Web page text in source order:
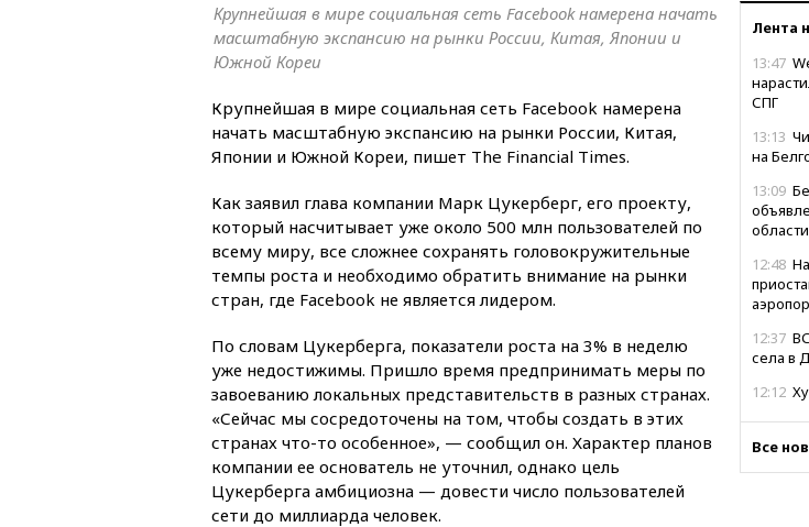
Лента
13:47
СПГ
13:13
на
13:09
области
12:48
12:37
села в
12:12
11:53 В
Все
Крупнейшая в мире социальная сеть Facebook намерена начать
масштабную экспансию на рынки России, Китая, Японии и
Южной Кореи
Крупнейшая в мире социальная сеть Facebook намерена
начать масштабную экспансию на рынки России, Китая,
Японии и Южной Кореи, пишет The Financial Times.
Как заявил глава компании Марк Цукерберг, его проекту,
который насчитывает уже около 500 млн пользователей по
всему миру, все сложнее сохранять головокружительные
темпы роста и необходимо обратить внимание на рынки
стран, где Facebook не является лидером.
По словам Цукерберга, показатели роста на 3% в неделю
уже недостижимы. Пришло время предпринимать меры по
завоеванию локальных представительств в разных странах.
«Сейчас мы сосредоточены на том, чтобы создать в этих
странах что-то особенное», — сообщил он. Характер планов
компании ее основатель не уточнил, однако цель
Цукерберга амбициозна — довести число пользователей
сети до миллиарда человек.